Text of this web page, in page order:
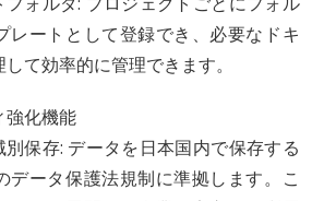
レートとして登録でき、必要なドキ
て効率的に管理できます。
強化機能
保存: データを日本国内で保存する
データ保護法規制に準拠します。こ